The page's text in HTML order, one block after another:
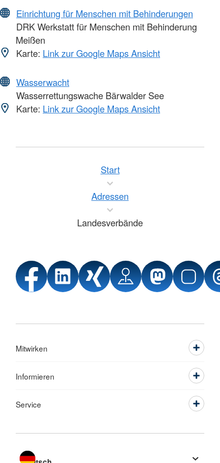
Einrichtung für Menschen mit Behinderungen
DRK Werkstatt für Menschen mit Behinderung
Meißen
Karte: Link zur Google Maps Ansicht
Wasserwacht
Wasserrettungswache Bärwalder See
Karte: Link zur Google Maps Ansicht
Start
Adressen
Landesverbände
Mitwirken
Informieren
Service
Sprache wechseln zu